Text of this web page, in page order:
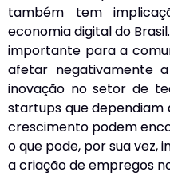
também tem
economia digital do
importante para a
afetar negativamente
inovação no setor de
startups que dependiam
crescimento podem
o que pode, por sua vez,
a criação de empregos